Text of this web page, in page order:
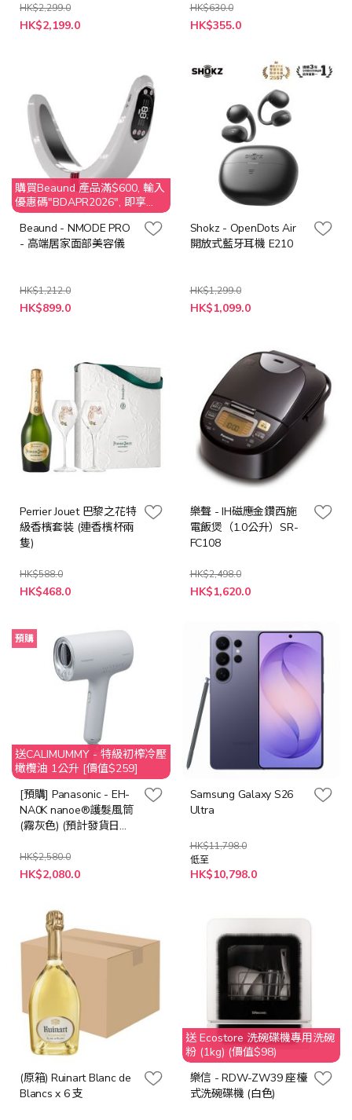
HK$2,299.0
特
殊
HK$2,199.0
HK$630.0
特
殊
HK$355.0
購買Beaund 產品滿$600, 輸入
優惠碼"BDAPR2026", 即享
$150 折扣
Beaund - NMODE PRO
- 高端居家面部美容儀
HK$1,212.0
特
殊
HK$899.0
Shokz - OpenDots Air
開放式藍牙耳機 E210
HK$1,299.0
HK$1,099.0
Perrier Jouet 巴黎之花特
級香檳套裝 (連香檳杯兩
隻)
HK$588.0
特
殊
HK$468.0
樂聲 - IH磁應金鑽西施
電飯煲（1.0公升）SR-
FC108
HK$2,498.0
特
殊
HK$1,620.0
預購
送CALIMUMMY - 特級初榨冷壓
橄欖油 1公升 [價值$259]
[預購] Panasonic - EH-
NA0K nanoe®護髮風筒
(霧灰色) (預計發貨日期:
HK$2,580.0
特
殊
HK$2,080.0
Samsung Galaxy S26
Ultra
HK$11,798.0
低至
HK$10,798.0
(原箱) Ruinart Blanc de
Blancs x 6 支
送 Ecostore 洗碗碟機專用洗碗
粉 (1kg) (價值$98)
樂信 - RDW-ZW39 座檯
式洗碗碟機 (白色)